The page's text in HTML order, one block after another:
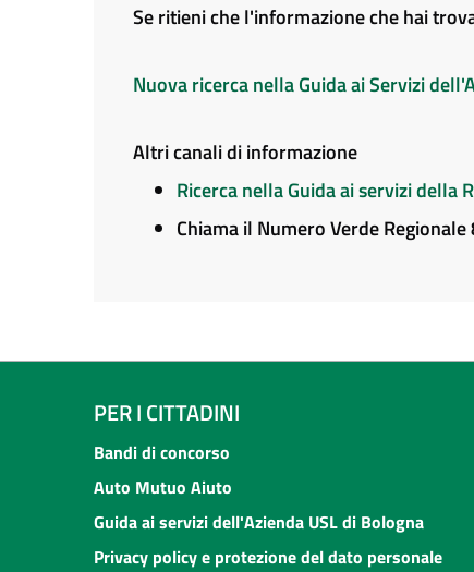
Se ritieni che l'informazione che hai
Nuova ricerca nella Guida ai Servizi
Altri canali di informazione
Ricerca nella Guida ai servizi della
Chiama il Numero Verde
PER I CITTADINI
Bandi di concorso
Auto Mutuo Aiuto
Guida ai servizi dell'Azienda USL di Bologna
Privacy policy e protezione del dato personale